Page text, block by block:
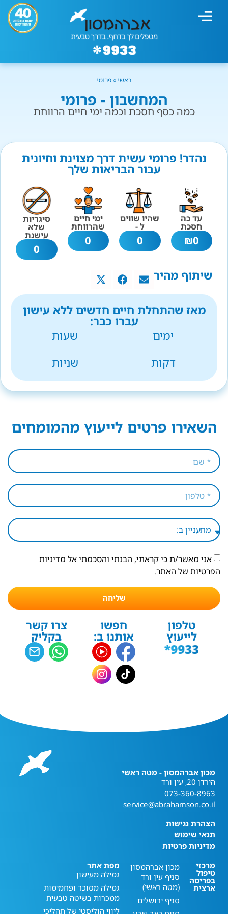
ראשי»פרומי
המחשבון - פרומי
כמה כסף חסכת וכמה ימי חיים הרווחת
נהדר! פרומי עשית דרך מצוינת וחיונית
עבור הבריאות שלך
עד כה
חסכת
0
₪
שהיו שווים
ל -
0
ימי חיים
שהרווחת
0
סיגריות
שלא
עישנת
0
שיתוף מהיר
מאז שהתחלת חיים חדשים ללא עישון
עברו כבר:
ימים
שעות
דקות
שניות
השאירו פרטים לייעוץ מהמומחים
אני מאשר/ת כי קראתי, הבנתי והסכמתי אל מדיניות
הפרטיות של האתר.
שליחה
טלפון
לייעוץ
חפשו
אותנו ב:
צרו קשר
בקליק
מכון אברהמסון - מטה ראשי
הירדן 20, עין ורד
073-360-8963
service@abrahamson.co.il
הצהרת נגישות
תנאי שימוש
מדיניות פרטיות
מרכזי
טיפול
בפריסה
ארצית
מכון אברהמסון
סניף עין ורד
(מטה ראשי)
סניף ירושלים
מפת אתר
גמילה מעישון
גמילה מסוכר ופחמימות
ממכרות בשיטה טבעית
ליווי הוליסטי של תהליכי